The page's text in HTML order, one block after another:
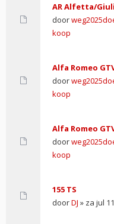
AR Alfetta/
door
koop
Alfa Romeo
door
koop
Alfa Romeo
door
koop
155 TS
doorDJ » za jul